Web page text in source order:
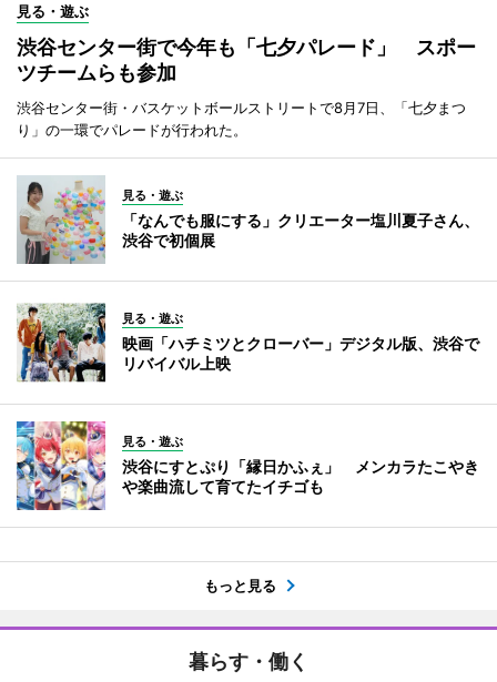
見る・遊ぶ
渋谷センター街で今年も「七夕パレード」 スポー
ツチームらも参加
渋谷センター街・バスケットボールストリートで8月7日、「七夕まつ
り」の一環でパレードが行われた。
見る・遊ぶ
「なんでも服にする」クリエーター塩川夏子さん、
渋谷で初個展
見る・遊ぶ
映画「ハチミツとクローバー」デジタル版、渋谷で
リバイバル上映
見る・遊ぶ
渋谷にすとぷり「縁日かふぇ」 メンカラたこやき
や楽曲流して育てたイチゴも
もっと見る
暮らす・働く